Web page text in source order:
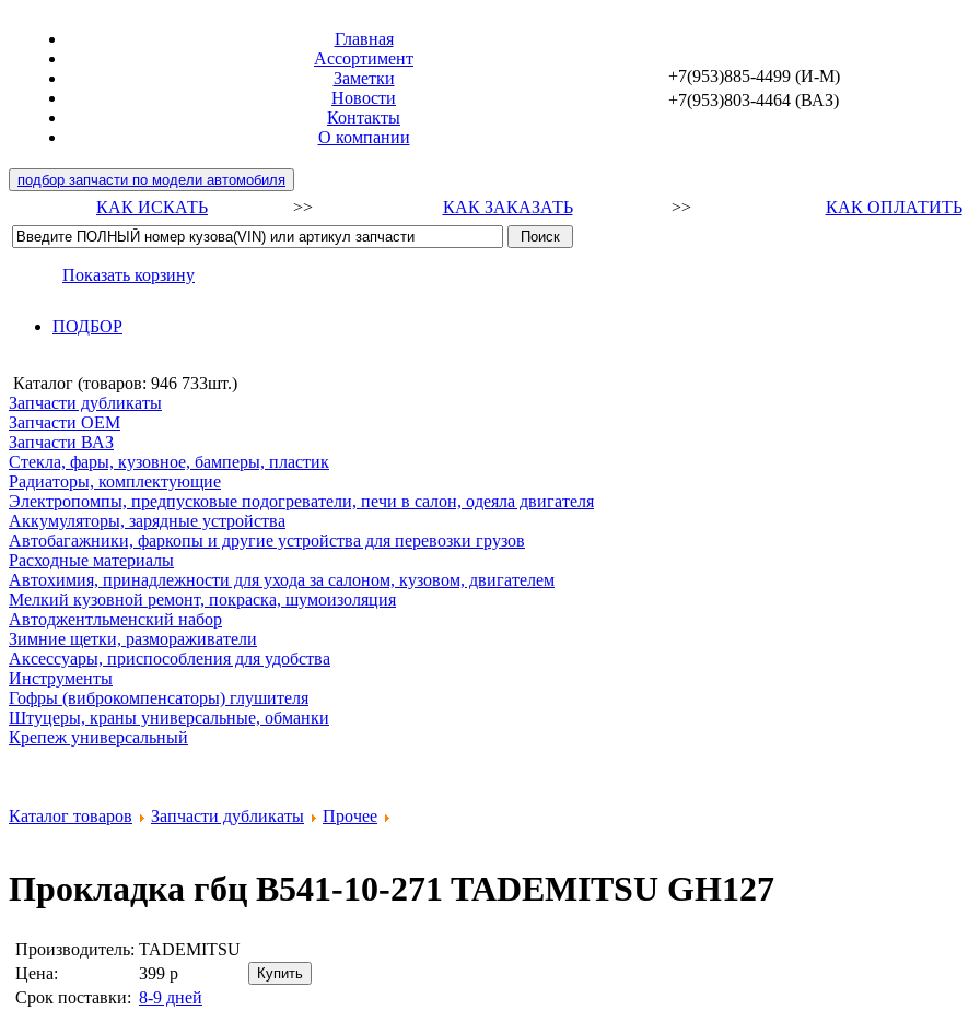
Главная
Ассортимент
Заметки
Новости
Контакты
О компании
+7(953)885-4499 (И-М)
+7(953)803-4464 (ВАЗ)
подбор запчасти по модели автомобиля
КАК ИСКАТЬ >> КАК ЗАКАЗАТЬ >> КАК ОПЛАТИТЬ
Показать корзину
ПОДБОР
Каталог (товаров: 946 733шт.)
Запчасти дубликаты
Запчасти ОЕМ
Запчасти ВАЗ
Стекла, фары, кузовное, бамперы, пластик
Радиаторы, комплектующие
Электропомпы, предпусковые подогреватели, печи в салон, одеяла двигателя
Аккумуляторы, зарядные устройства
Автобагажники, фаркопы и другие устройства для перевозки грузов
Расходные материалы
Автохимия, принадлежности для ухода за салоном, кузовом, двигателем
Мелкий кузовной ремонт, покраска, шумоизоляция
Автоджентльменский набор
Зимние щетки, размораживатели
Аксессуары, приспособления для удобства
Инструменты
Гофры (виброкомпенсаторы) глушителя
Штуцеры, краны универсальные, обманки
Крепеж универсальный
Каталог товаров Запчасти дубликаты Прочее
Прокладка гбц B541-10-271 TADEMITSU GH127
Производитель: TADEMITSU
Цена:
399 р
Срок поставки: 8-9 дней